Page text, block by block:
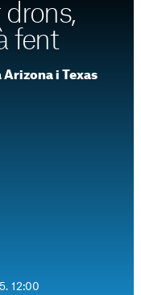
fent
Arizona i Texas
12:00